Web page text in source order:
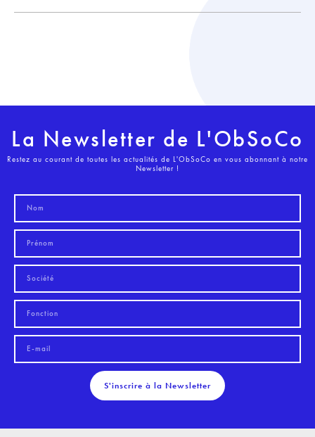
La Newsletter de L'ObSoCo
Restez au courant de toutes les actualités de L'ObSoCo en vous abonnant à notre
Newsletter !
S'inscrire à la Newsletter